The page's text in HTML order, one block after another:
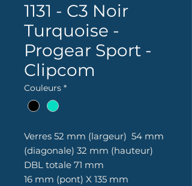
1131 - C3 Noir
Turquoise -
Progear Sport -
Clipcom
Couleurs *
Verres 52 mm (largeur) 54 mm
(diagonale) 32 mm (hauteur)
DBL totale 71 mm
16 mm (pont) X 135 mm